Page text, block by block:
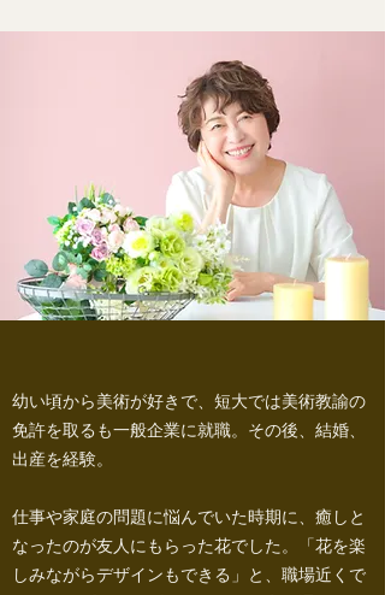
幼い頃から美術が好きで、短大では美術教諭の
免許を取るも一般企業に就職。その後、結婚、
出産を経験。
仕事や家庭の問題に悩んでいた時期に、癒しと
なったのが友人にもらった花でした。「花を楽
しみながらデザインもできる」と、職場近くで